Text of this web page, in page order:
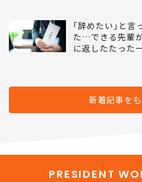
｢辞めたい｣と言
た…できる先輩
に返したたった
新着記事を
PRESIDENT